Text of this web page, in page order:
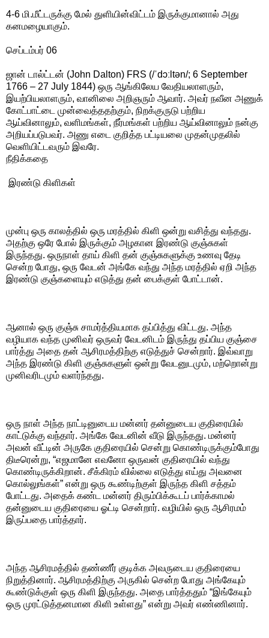
4-6 மி.மீட்டருக்கு மேல் துளியின்விட்டம் இருக்குமானால் அது
கனமழையாகும்.
செப்டம்பர் 06
ஜான் டால்ட்டன் (John Dalton) FRS (/ˈdɔːltən/; 6 September
1766 – 27 July 1844) ஒரு ஆங்கிலேய வேதியலாளரும்,
இயற்பியலாளரும், வானிலை அறிஞரும் ஆவார். அவர் நவீன அணுக்
கோட்பாட்டை முன்வைத்ததற்கும், நிறக்குருடு பற்றிய
ஆய்வினாலும், வளிமங்கள், நீர்மங்கள் பற்றிய ஆய்வினாலும் நன்கு
அறியப்படுபவர். அணு எடை குறித்த பட்டியலை முதன்முதலில்
வெளியிட்டவரும் இவரே.
நீதிக்கதை
இரண்டு கிளிகள்
முன்பு ஒரு காலத்தில் ஒரு மரத்தில் கிளி ஒன்று வசித்து வந்தது.
அதற்கு ஒரே போல் இருக்கும் அழகான இரண்டு குஞ்சுகள்
இருந்தது. ஒருநாள் தாய் கிளி தன் குஞ்சுகளுக்கு உணவு தேடி
சென்ற போது, ஒரு வேடன் அங்கே வந்து அந்த மரத்தில் ஏறி அந்த
இரண்டு குஞ்களையும் எடுத்து தன் பைக்குள் போட்டான்.
ஆனால் ஒரு குஞ்சு சாமர்த்தியமாக தப்பித்து விட்டது. அந்த
வழியாக வந்த முனிவர் ஒருவர் வேடனிடம் இருந்து தப்பிய குஞ்சை
பார்த்து அதை தன் ஆசிரமத்திற்கு எடுத்துச் சென்றார். இவ்வாறு
அந்த இரண்டு கிளி குஞ்சுகளுள் ஒன்று வேடனுடமும், மற்றொன்று
முனிவரிடமும் வளர்ந்தது.
ஒரு நாள் அந்த நாட்டினுடைய மன்னர் தன்னுடைய குதிரையில்
காட்டுக்கு வந்தார். அங்கே வேடனின் வீடு இருந்தது. மன்னர்
அவன் வீட்டின் அருகே குதிரையில் சென்று கொண்டிருக்கும்போது
திடீரென்று, “எஜமானே எவனோ ஒருவன் குதிரையில் வந்து
கொண்டிருக்கிறான். சீக்கிரம் வில்லை எடுத்து எய்து அவனை
கொல்லுங்கள்” என்று ஒரு கூண்டிற்குள் இருந்த கிளி சத்தம்
போட்டது. அதைக் கண்ட மன்னர் திரும்பிக்கூடப் பார்க்காமல்
தன்னுடைய குதிரையை ஓட்டி சென்றார். வழியில் ஒரு ஆசிரமம்
இருப்பதை பார்த்தார்.
அந்த ஆசிரமத்தில் தண்ணீர் குடிக்க அவருடைய குதிரையை
நிறுத்தினார். ஆசிரமத்திற்கு அருகில் சென்ற போது அங்கேயும்
கூண்டுக்குள் ஒரு கிளி இருந்தது. அதை பார்த்ததும் “இங்கேயும்
ஒரு முரட்டுத்தனமான கிளி உள்ளது” என்று அவர் எண்ணினார்.